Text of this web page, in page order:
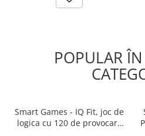
POPULAR
Smart Games - IQ Fit, joc de
logica cu 120 de provocari,